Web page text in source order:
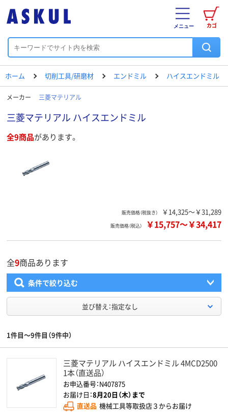
カゴ
メニュー
ホーム 切削工具/研磨材 エンドミル ハイスエンドミル
メーカー 三菱マテリアル
三菱マテリアル ハイスエンドミル
全9商品があります。
販売価格（税抜き） ￥14,325～￥31,289
販売価格（税込） ￥15,757～￥34,417
全9商品あります
条件で絞り込む
並び替え：指定なし
1件目～9件目（9件中）
三菱マテリアル ハイスエンドミル 4MCD2500
1本（直送品）
お申込番号：N407875
お届け日：8月20日（木）まで
直送品 機械工具等取扱店３からお届け